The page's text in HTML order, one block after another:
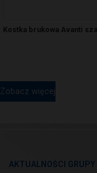
Kostka brukowa Avanti
Zobacz więcej
AKTUALNOŚCI GRUPY